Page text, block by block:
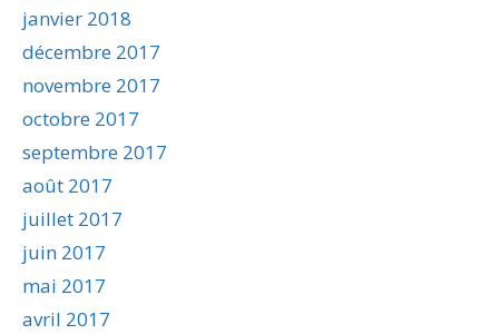
janvier 2018
décembre 2017
novembre 2017
octobre 2017
septembre 2017
août 2017
juillet 2017
juin 2017
mai 2017
avril 2017